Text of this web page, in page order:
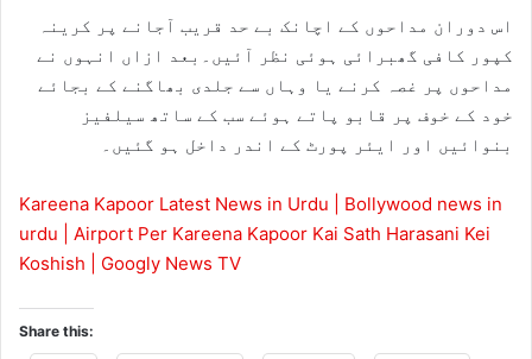
اس دوران مداحوں کے اچانک بے حد قریب آجانے پر کرینہ
کپور کافی گھبرائی ہوئی نظر آئیں۔بعد ازاں انہوں نے
مداحوں پر غصہ کرنے یا وہاں سے جلدی بھاگنے کے بجائے
خود کے خوف پر قابو پاتے ہوئے سب کے ساتھ سیلفیز
بنوائیں اور ایئر پورٹ کے اندر داخل ہو گئیں۔
Kareena Kapoor Latest News in Urdu | Bollywood news in
urdu | Airport Per Kareena Kapoor Kai Sath Harasani Kei
Koshish | Googly News TV
Share this: